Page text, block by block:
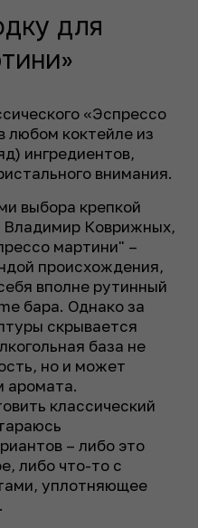
для
«Эспрессо
любом коктейле из
ингредиентов,
внимания.
выбора крепкой
Владимир Коврижных,
мартини" –
происхождения,
вполне рутинный
бара. Однако за
скрывается
база не
но и может
аромата.
классический
– либо это
либо что-то с
уплотняющее